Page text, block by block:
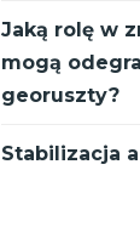
Jaką rolę w
mogą
georuszty?
Stabilizacja